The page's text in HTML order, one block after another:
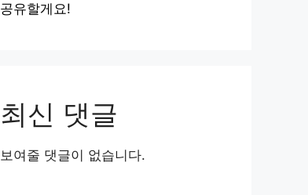
공유할게요!
최신 댓글
보여줄 댓글이 없습니다.